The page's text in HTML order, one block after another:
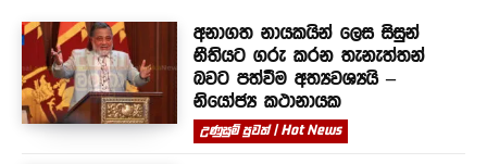
අනාගත නායකයින් ලෙස සිසුන්
නීතියට ගරු කරන තැනැත්තන්
බවට පත්වීම අත්‍යවශ්‍යයි –
නියෝජ්‍ය කථානායක
උණුසුම් පුවත් | Hot News